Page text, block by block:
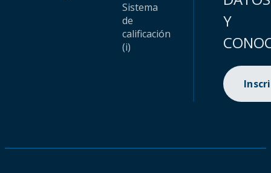
Sistema
de
calificación
(i)
Y